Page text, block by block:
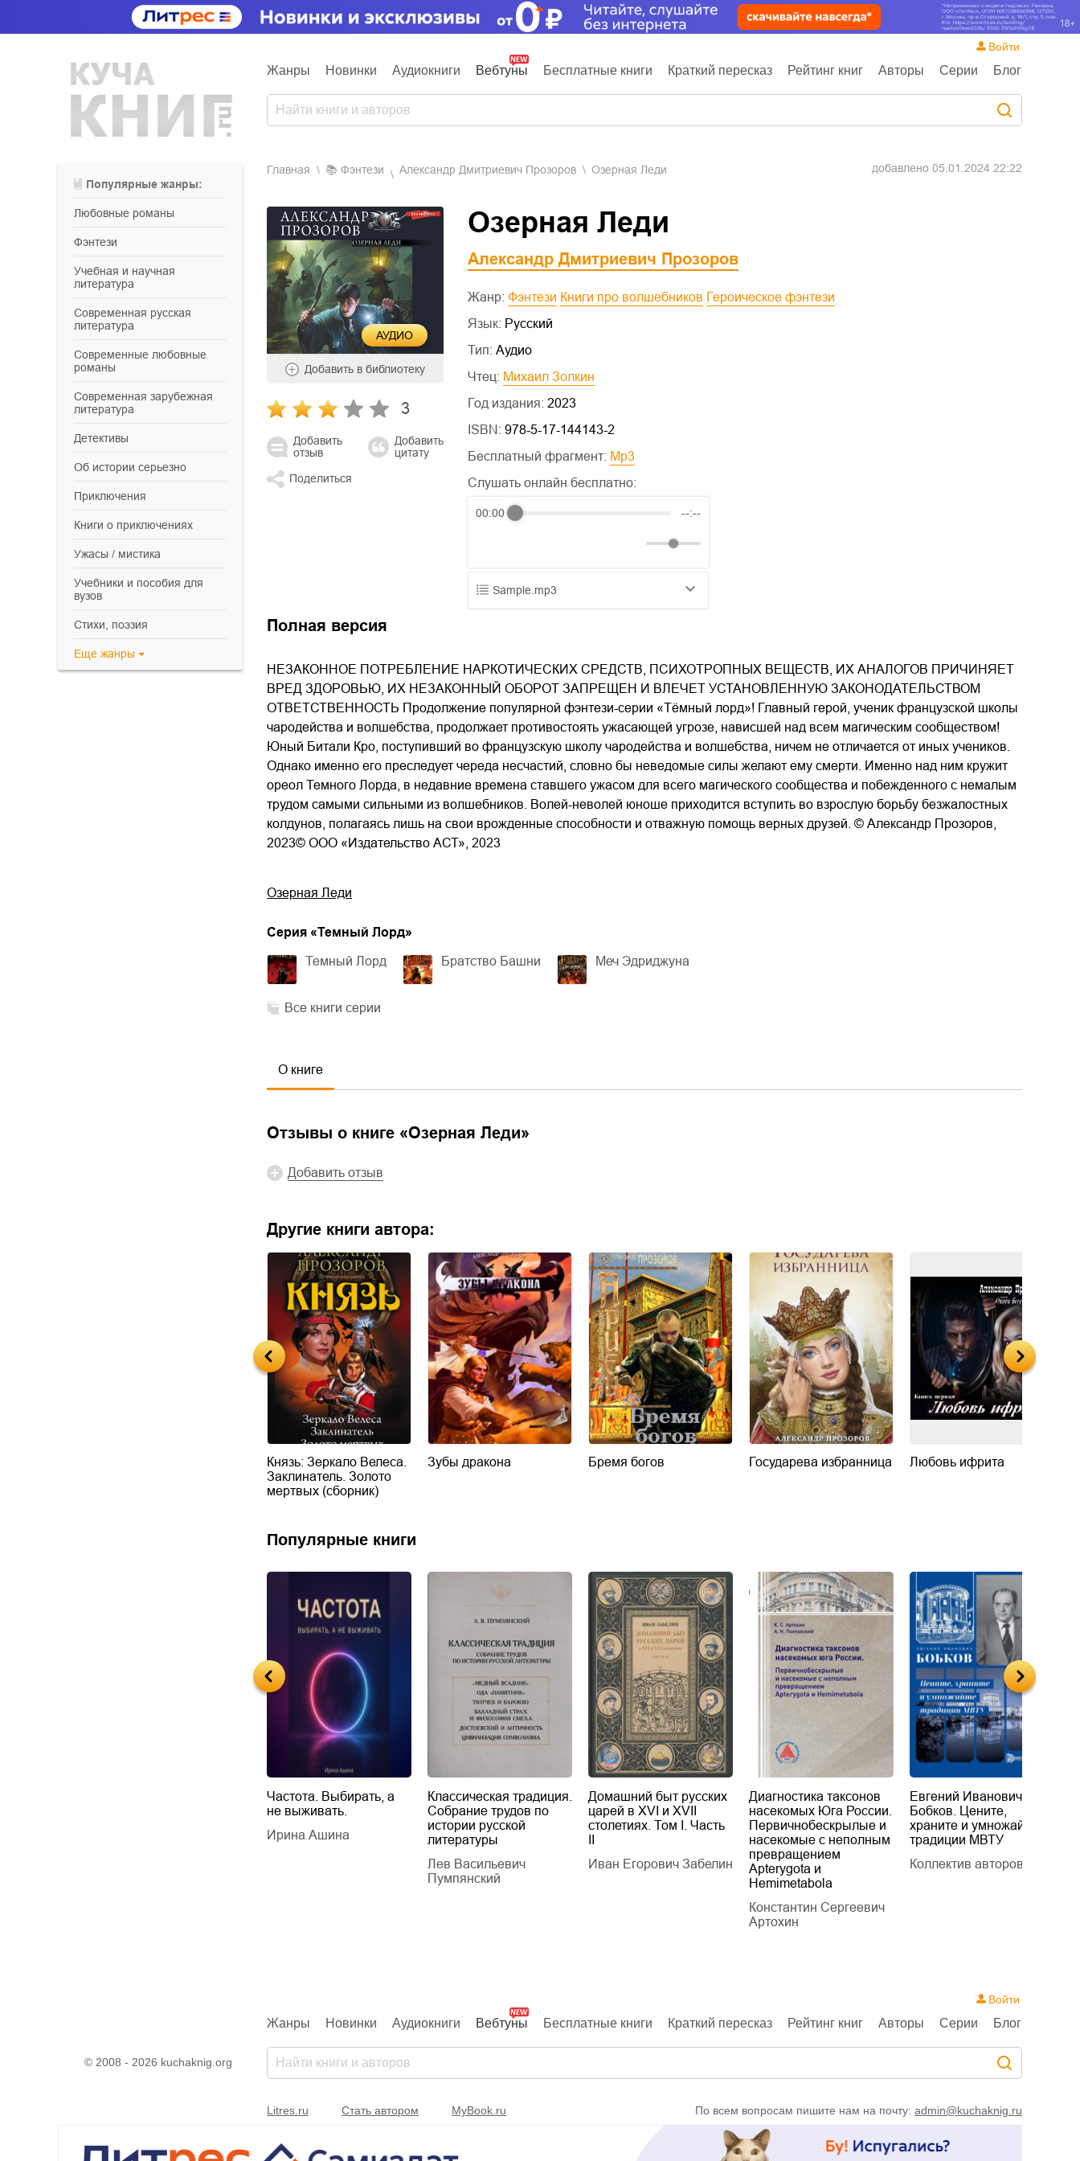
Жанры Новинки Аудиокниги Вебтуны Бесплатные книги Краткий пересказ Рейтинг книг Авторы Серии Блог
Войти
Популярные жанры:
любовные романы
фэнтези
учебная и научная
литература
современная русская
литература
современные любовные
романы
современная зарубежная
литература
детективы
об истории серьезно
приключения
книги о приключениях
ужасы / мистика
учебники и пособия для
вузов
cтихи, поэзия
Еще жанры
Главная 📚 фэнтези Александр Дмитриевич Прозоров Озерная Леди добавлено 05.01.2024 22:22
АУДИО
Добавить в библиотеку
3
Добавить
отзыв
Добавить
цитату
Поделиться
Озерная Леди
Александр Дмитриевич Прозоров
Жанр: Фэнтези Книги про волшебников
Героическое фэнтези
Язык: Русский
Тип: Аудио
Чтец:
Михаил Золкин
Год издания: 2023
ISBN: 978-5-17-144143-2
Бесплатный фрагмент:
mp3
Слушать онлайн бесплатно:
00:00 --:--
Sample.mp3
03.mp3
Полная версия
НЕЗАКОННОЕ ПОТРЕБЛЕНИЕ НАРКОТИЧЕСКИХ СРЕДСТВ, ПСИХОТРОПНЫХ ВЕЩЕСТВ, ИХ АНАЛОГОВ ПРИЧИНЯЕТ
ВРЕД ЗДОРОВЬЮ, ИХ НЕЗАКОННЫЙ ОБОРОТ ЗАПРЕЩЕН И ВЛЕЧЕТ УСТАНОВЛЕННУЮ ЗАКОНОДАТЕЛЬСТВОМ
ОТВЕТСТВЕННОСТЬ Продолжение популярной фэнтези-серии «Тёмный лорд»! Главный герой, ученик французской школы
чародейства и волшебства, продолжает противостоять ужасающей угрозе, нависшей над всем магическим сообществом!
Юный Битали Кро, поступивший во французскую школу чародейства и волшебства, ничем не отличается от иных учеников.
Однако именно его преследует череда несчастий, словно бы неведомые силы желают ему смерти. Именно над ним кружит
ореол Темного Лорда, в недавние времена ставшего ужасом для всего магического сообщества и побежденного с немалым
трудом самыми сильными из волшебников. Волей-неволей юноше приходится вступить во взрослую борьбу безжалостных
колдунов, полагаясь лишь на свои врожденные способности и отважную помощь верных друзей. © Александр Прозоров,
2023© ООО «Издательство АСТ», 2023
Озерная Леди
Cерия «Темный Лорд»
Темный Лорд Братство Башни Меч Эдриджуна
Все книги серии
О книге
Отзывы о книге «Озерная Леди»
Добавить отзыв
Другие книги автора:
Князь: Зеркало Велеса.
Заклинатель. Золото
мертвых (сборник)
Зубы дракона Бремя богов Государева избранница Любовь ифрита
Популярные книги
Частота. Выбирать, а
не выживать.
Ирина Ашина
Классическая традиция.
Собрание трудов по
истории русской
литературы
Лев Васильевич
Пумпянский
Домашний быт русских
царей в XVI и XVII
столетиях. Том I. Часть
Иван Егорович Забелин
Диагностика таксонов
насекомых Юга России.
Первичнобескрылые и
насекомые с неполным
превращением
Apterygota и
Hemimetabola
Константин Сергеевич
Артохин
Евгений Иванович
Бобков. Цените,
храните и умножайте
традиции МВТУ
Коллектив авторов
© 2008 - 2026 kuchaknig.org
Жанры Новинки Аудиокниги Вебтуны Бесплатные книги Краткий пересказ Рейтинг книг Авторы Серии Блог
Войти
Litres.ru Стать автором MyBook.ru По всем вопросам пишите нам на почту: admin@kuchaknig.ru